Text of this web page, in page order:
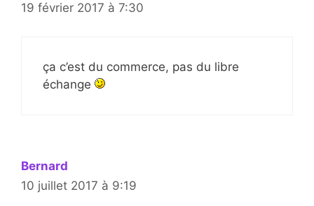
19 février 2017 à 7:30
ça c’est du commerce, pas du libre
échange
Bernard
10 juillet 2017 à 9:19